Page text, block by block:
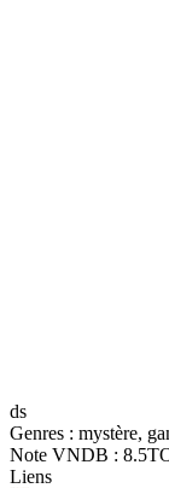
ds
Genres : mystère,
Note VNDB : 8.5
Liens